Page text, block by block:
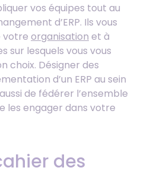
vos équipes tout au
d’ERP. Ils vous
votre organisation et à
sur lesquels vous vous
choix. Désigner des
d’un ERP au sein
de fédérer l’ensemble
les engager dans votre
des